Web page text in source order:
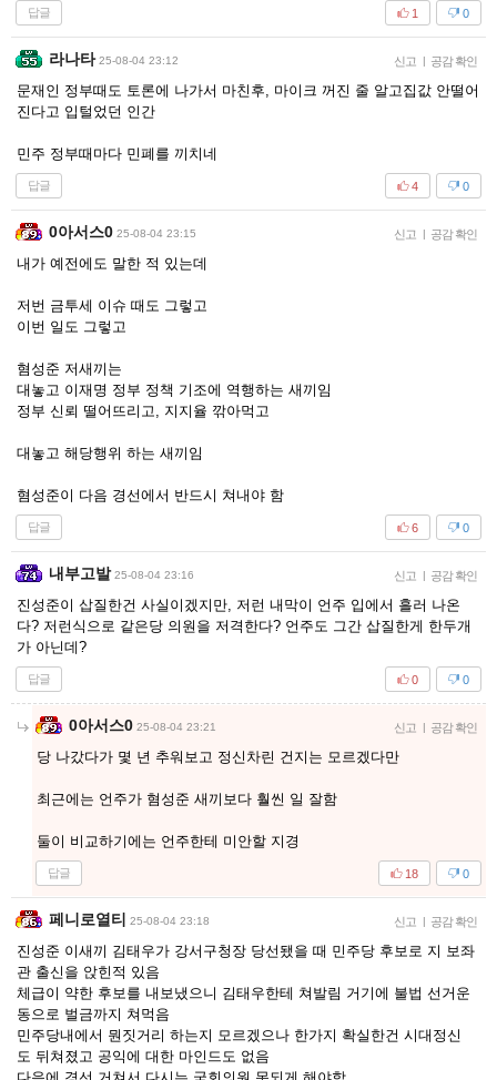
답글 0
1
라나타 25-08-04 23:12 신고 | 공감 확인
문재인 정부때도 토론에 나가서 마친후, 마이크 꺼진 줄 알고집값 안떨어
진다고 입털었던 인간
민주 정부때마다 민폐를 끼치네
답글 0
4
0아서스0 25-08-04 23:15 신고 | 공감 확인
내가 예전에도 말한 적 있는데
저번 금투세 이슈 때도 그렇고
이번 일도 그렇고
혐성준 저새끼는
대놓고 이재명 정부 정책 기조에 역행하는 새끼임
정부 신뢰 떨어뜨리고, 지지율 깎아먹고
대놓고 해당행위 하는 새끼임
혐성준이 다음 경선에서 반드시 쳐내야 함
답글 0
6
내부고발 25-08-04 23:16 신고 | 공감 확인
진성준이 삽질한건 사실이겠지만, 저런 내막이 언주 입에서 흘러 나온
다? 저런식으로 같은당 의원을 저격한다? 언주도 그간 삽질한게 한두개
가 아닌데?
답글 0
0
0아서스0 25-08-04 23:21 신고 | 공감 확인
당 나갔다가 몇 년 추워보고 정신차린 건지는 모르겠다만
최근에는 언주가 혐성준 새끼보다 훨씬 일 잘함
둘이 비교하기에는 언주한테 미안할 지경
답글 0
18
페니로열티 25-08-04 23:18 신고 | 공감 확인
진성준 이새끼 김태우가 강서구청장 당선됐을 때 민주당 후보로 지 보좌
관 출신을 앉힌적 있음
체급이 약한 후보를 내보냈으니 김태우한테 쳐발림 거기에 불법 선거운
동으로 벌금까지 쳐먹음
민주당내에서 뭔짓거리 하는지 모르겠으나 한가지 확실한건 시대정신
도 뒤쳐졌고 공익에 대한 마인드도 없음